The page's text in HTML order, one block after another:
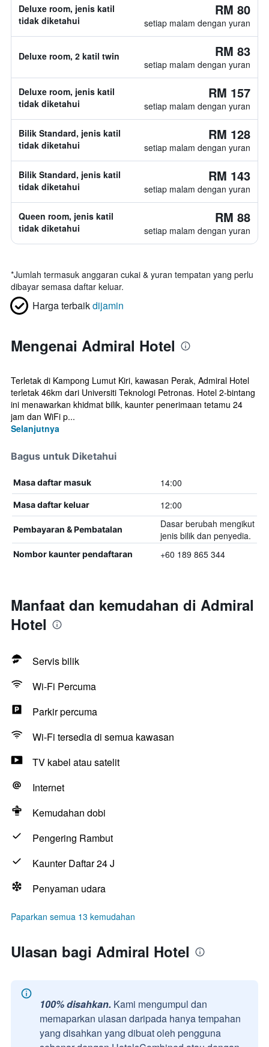
Deluxe room, jenis katil
tidak diketahui
RM 80
setiap malam dengan yuran
Deluxe room, 2 katil twin RM 83
setiap malam dengan yuran
Deluxe room, jenis katil
tidak diketahui
RM 157
setiap malam dengan yuran
Bilik Standard, jenis katil
tidak diketahui
RM 128
setiap malam dengan yuran
Bilik Standard, jenis katil
tidak diketahui
RM 143
setiap malam dengan yuran
Queen room, jenis katil
tidak diketahui
RM 88
setiap malam dengan yuran
*Jumlah termasuk anggaran cukai & yuran tempatan yang perlu
dibayar semasa daftar keluar.
Harga terbaikdijamin
Mengenai Admiral Hotel
Terletak di Kampong Lumut Kiri, kawasan Perak, Admiral Hotel
terletak 46km dari Universiti Teknologi Petronas. Hotel 2-bintang
ini menawarkan khidmat bilik, kaunter penerimaan tetamu 24
jam dan WiFi p...
Selanjutnya
Bagus untuk Diketahui
Masa daftar masuk 14:00
Masa daftar keluar 12:00
Pembayaran & Pembatalan
Dasar berubah mengikut
jenis bilik dan penyedia.
Nombor kaunter pendaftaran +60 189 865 344
Manfaat dan kemudahan di Admiral
Hotel
Servis bilik
Wi-Fi Percuma
Parkir percuma
Wi-Fi tersedia di semua kawasan
TV kabel atau satelit
Internet
Kemudahan dobi
Pengering Rambut
Kaunter Daftar 24 J
Penyaman udara
Paparkan semua 13 kemudahan
Ulasan bagi Admiral Hotel
100% disahkan. Kami mengumpul dan
memaparkan ulasan daripada hanya tempahan
yang disahkan yang dibuat oleh pengguna